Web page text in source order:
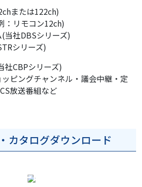
または122ch)
：リモコン12ch)
当社DBSシリーズ)
シリーズ)
社CBPシリーズ)
ピングチャンネル・議会中継・定
放送番組など
カタログダウンロード
ンロード